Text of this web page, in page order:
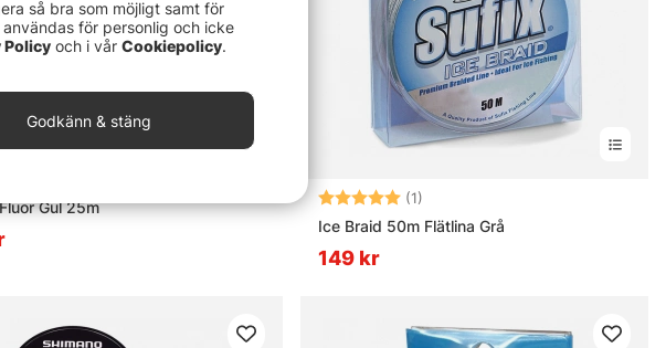
Gul 25m
Betyg: (1)
Ice Braid 50m Flätlina Grå
149 kr
så bra som möjligt samt för
för personlig och icke
Policy och i vår Cookiepolicy.
Godkänn & stäng